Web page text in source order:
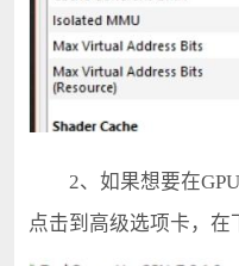
2、如果想要在
点击到高级选项卡，在